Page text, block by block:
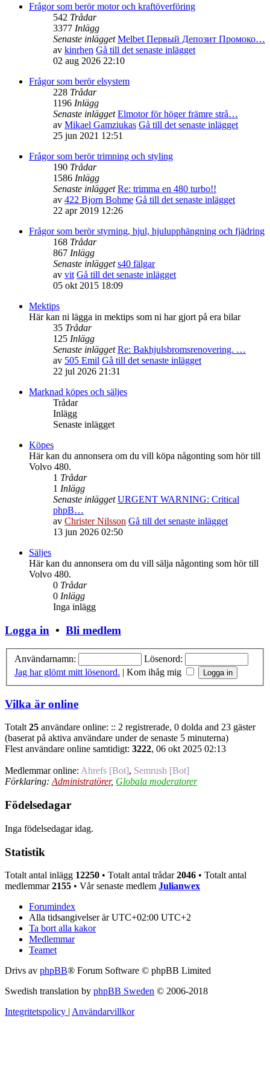
Frågor som berör motor och kraftöverföring
542 Trådar
3377 Inlägg
Senaste inlägget Melbet Первый Депозит Промоко…
av kinrhen Gå till det senaste inlägget
02 aug 2026 22:10
Frågor som berör elsystem
228 Trådar
1196 Inlägg
Senaste inlägget Elmotor för höger främre strå…
av Mikael Gamziukas Gå till det senaste inlägget
25 jun 2021 12:51
Frågor som berör trimning och styling
190 Trådar
1586 Inlägg
Senaste inlägget Re: trimma en 480 turbo!!
av 422 Bjorn Bohme Gå till det senaste inlägget
22 apr 2019 12:26
Frågor som berör styrning, hjul, hjulupphängning och fjädring
168 Trådar
867 Inlägg
Senaste inlägget s40 fälgar
av vit Gå till det senaste inlägget
05 okt 2015 18:09
Mektips
Här kan ni lägga in mektips som ni har gjort på era bilar
35 Trådar
125 Inlägg
Senaste inlägget Re: Bakhjulsbromsrenovering. …
av 505 Emil Gå till det senaste inlägget
22 jul 2026 21:31
Marknad köpes och säljes
Trådar
Inlägg
Senaste inlägget
Köpes
Här kan du annonsera om du vill köpa någonting som hör till
Volvo 480.
1 Trådar
1 Inlägg
Senaste inlägget URGENT WARNING: Critical
phpB…
av Christer Nilsson Gå till det senaste inlägget
13 jun 2026 02:50
Säljes
Här kan du annonsera om du vill sälja någonting som hör till
Volvo 480.
0 Trådar
0 Inlägg
Inga inlägg
Logga in • Bli medlem
Användarnamn:
Lösenord:
Jag har glömt mitt lösenord. | Kom ihåg mig
Vilka är online
Totalt 25 användare online: :: 2 registrerade, 0 dolda and 23 gäster
(baserat på aktiva användare under de senaste 5 minuterna)
Flest användare online samtidigt: 3222, 06 okt 2025 02:13
Medlemmar online: Ahrefs [Bot], Semrush [Bot]
Förklaring: Administratörer, Globala moderatorer
Födelsedagar
Inga födelsedagar idag.
Statistik
Totalt antal inlägg 12250 • Totalt antal trådar2046 • Totalt antal
medlemmar2155 • Vår senaste medlem Julianwex
Forumindex
Alla tidsangivelser är UTC+02:00 UTC+2
Ta bort alla kakor
Medlemmar
Teamet
Drivs av phpBB® Forum Software © phpBB Limited
Swedish translation by phpBB Sweden © 2006-2018
Integritetspolicy | Användarvillkor